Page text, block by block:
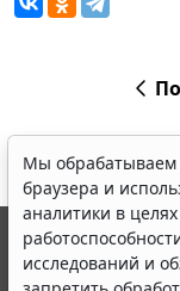
Мы
браузера и
аналитики в
исследований и
© ООО "НПП
выпускается с